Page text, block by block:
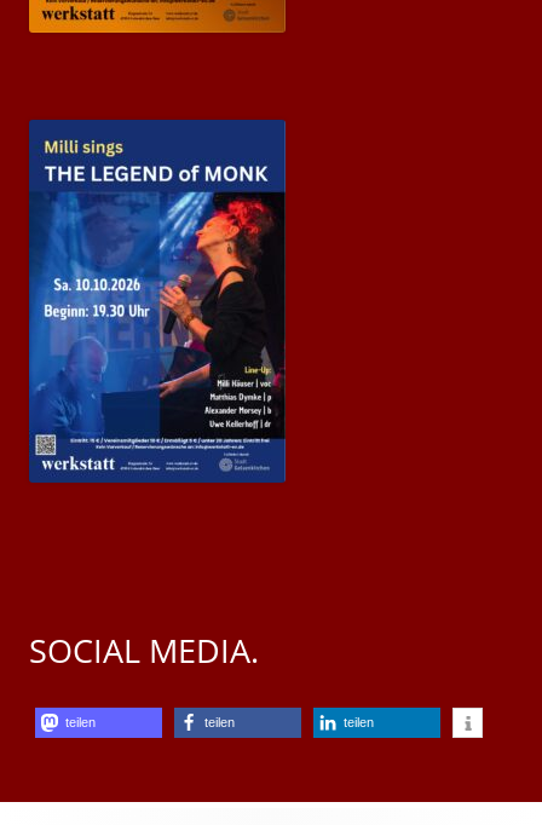
SOCIAL MEDIA.
teilen teilen teilen